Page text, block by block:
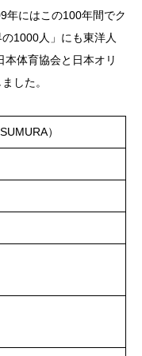
年にはこの100年間でク
1000人」にも東洋人
体育協会と日本オリ
した。
）